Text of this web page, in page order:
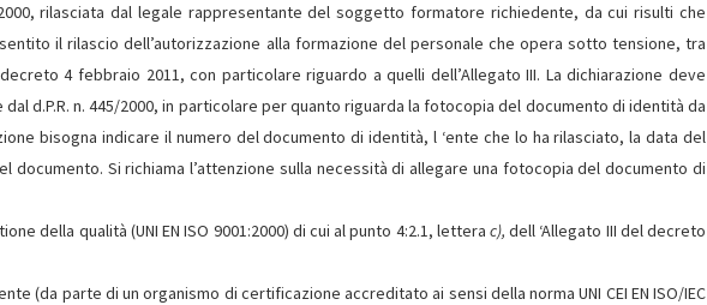
rilasciata dal legale rappresentante del soggetto formatore richiedente, da cui risulti che
il rilascio dell’autorizzazione alla formazione del personale che opera sotto tensione, tra
4 febbraio 2011, con particolare riguardo a quelli dell’Allegato III. La dichiarazione deve
d.P.R. n. 445/2000, in particolare per quanto riguarda la fotocopia del documento di identità da
bisogna indicare il numero del documento di identità, l ‘ente che lo ha rilasciato, la data del
documento. Si richiama l’attenzione sulla necessità di allegare una fotocopia del documento di
della qualità (UNI EN ISO 9001:2000) di cui al punto 4:2.1, lettera c),dell ‘Allegato III del decreto
(da parte di un organismo di certificazione accreditato ai sensi della norma UNI CEI EN ISO/IEC